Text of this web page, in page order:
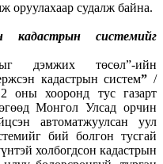
оруулахаар судалж байна.
кадастрын системийг
дэмжих төсөл”-ийн
кадастрын систем” /
оны хооронд тус газарт
Монгол Улсад орчин
автоматжуулсан уул
бий болгон тусгай
холбогдсон кадастрын